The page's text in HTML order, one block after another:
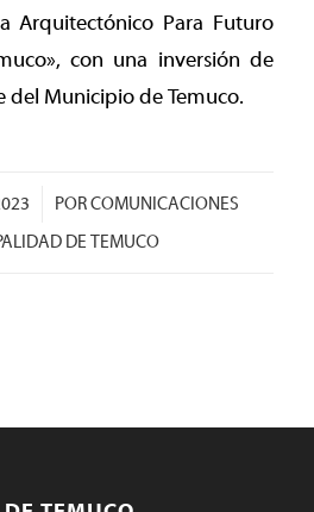
Arquitectónico Para Futuro
con una inversión de
Municipio de Temuco.
PORCOMUNICACIONES
DE TEMUCO